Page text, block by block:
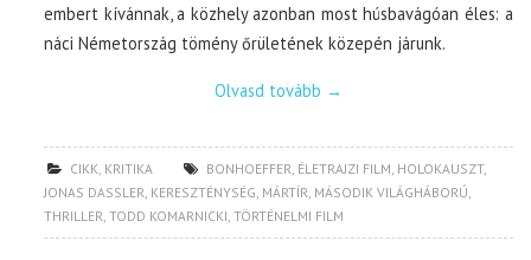
embert kívánnak, a közhely azonban most húsbavágóan éles: a
náci Németország tömény őrületének közepén járunk.
Olvasd tovább →
CIKK KRITIKA BONHOEFFER ÉLETRAJZI FILM HOLOKAUSZT,
JONAS DASSLER KERESZTÉNYSÉG MÁRTÍR MÁSODIK VILÁGHÁBORÚ
THRILLER ,TODD KOMARNICKI ,TÖRTÉNELMI FILM